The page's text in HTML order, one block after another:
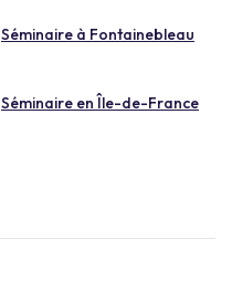
Séminaire à Fontainebleau
Séminaire en Île-de-France